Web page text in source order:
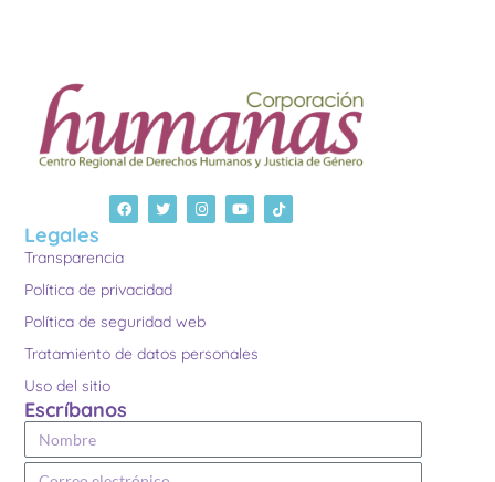
Legales
Transparencia
Política de privacidad
Política de seguridad web
Tratamiento de datos personales
Uso del sitio
Escríbanos